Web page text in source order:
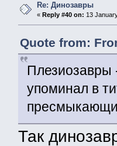
Re: Динозавры
« Reply #40 on: 13
Quote from:
Плезиозавры
упоминал в
Так